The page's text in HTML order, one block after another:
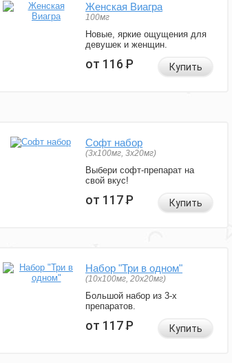
Женская Виагра
100мг
Новые, яркие ощущения для
девушек и женщин.
от 116Р Купить
Софт набор
(3x100мг, 3x20мг)
Выбери софт-препарат на
свой вкус!
от 117Р Купить
Набор "Три в одном"
(10x100мг, 20x20мг)
Большой набор из 3-х
препаратов.
от 117Р Купить